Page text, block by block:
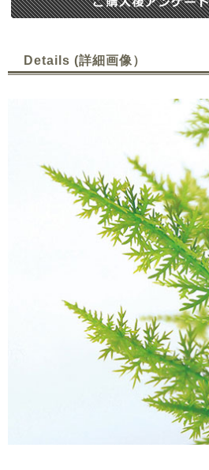
Details (詳細画像）